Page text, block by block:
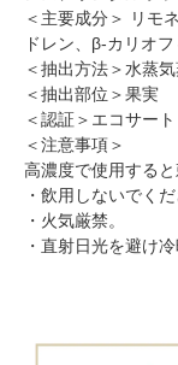
＜主要成分＞ リモ
ドレン、β-カリオ
＜抽出方法＞水蒸
＜抽出部位＞果実
＜認証＞エコサート
＜注意事項＞
高濃度で使用すると
・飲用しないでくだ
・火気厳禁。
・直射日光を避け冷